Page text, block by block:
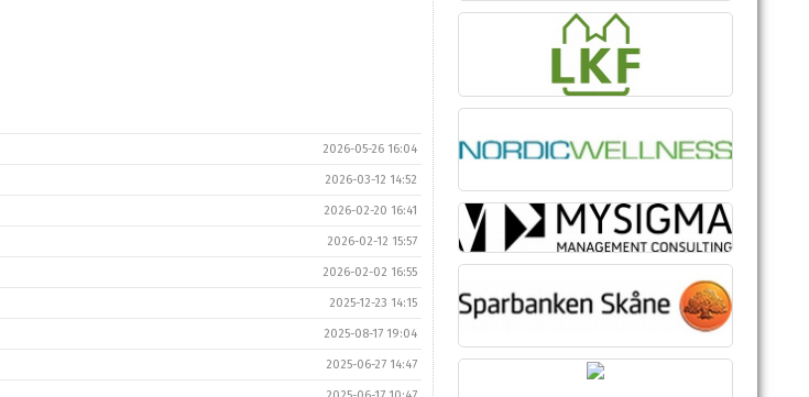
2026-05-26 16:04
2026-03-12 14:52
2026-02-20 16:41
2026-02-12 15:57
2026-02-02 16:55
2025-12-23 14:15
2025-08-17 19:04
2025-06-27 14:47